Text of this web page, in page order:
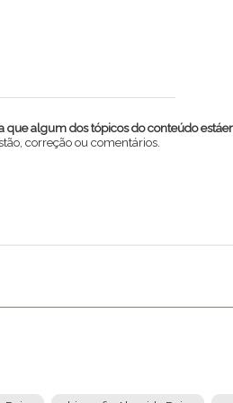
que algum dos tópicos do conteúdo
correção ou comentários.